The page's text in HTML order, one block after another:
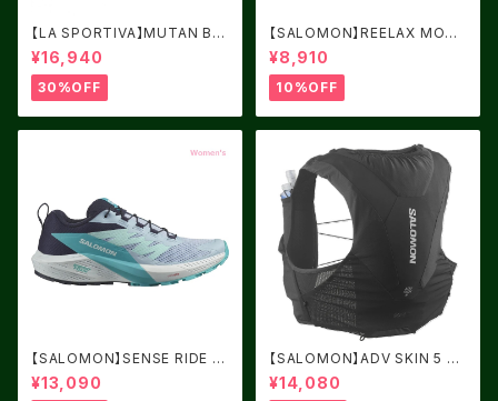
【LA SPORTIVA】MUTAN BL
ACK/YELLOW サイズ：41
¥16,940
30%OFF
【SALOMON】REELAX MOC
6.0 Black / Black / Alloy
¥8,910
10%OFF
【SALOMON】SENSE RIDE 5
Women Cashmere Blue / C
arbon / Peacock Blue
¥13,090
【SALOMON】ADV SKIN 5 BL
ACK
¥14,080